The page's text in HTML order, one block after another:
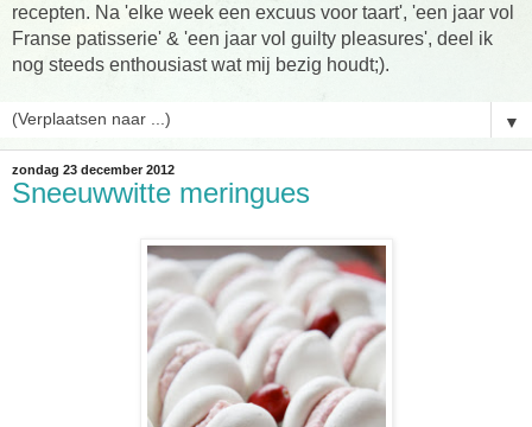
recepten. Na 'elke week een excuus voor taart', 'een jaar vol
Franse patisserie' & 'een jaar vol guilty pleasures', deel ik
nog steeds enthousiast wat mij bezig houdt;).
▼
zondag 23 december 2012
Sneeuwwitte meringues